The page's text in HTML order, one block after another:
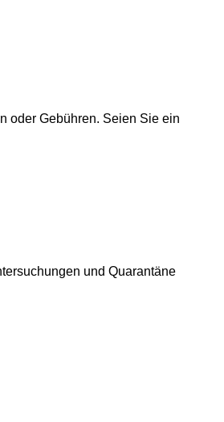
oder Gebühren. Seien Sie ein
und Quarantäne